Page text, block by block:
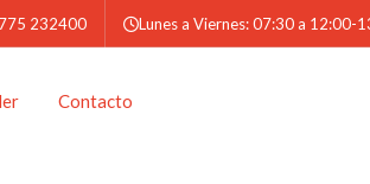
232400 Lunes a Viernes: 07:30 a 12:00-
Contacto